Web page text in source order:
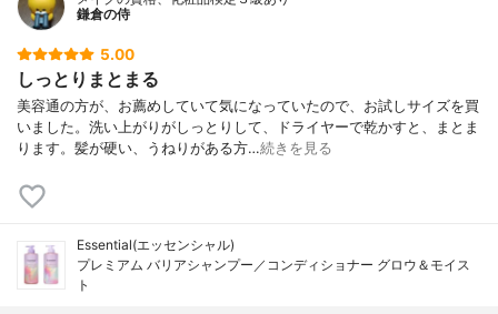
鎌倉の侍
5.00
しっとりまとまる
美容通の方が、お薦めしていて気になっていたので、お試しサイズを買
いました。洗い上がりがしっとりして、ドライヤーで乾かすと、まとま
ります。髪が硬い、うねりがある方…続きを見る
Essential(エッセンシャル)
プレミアム バリアシャンプー／コンディショナー グロウ＆モイス
ト